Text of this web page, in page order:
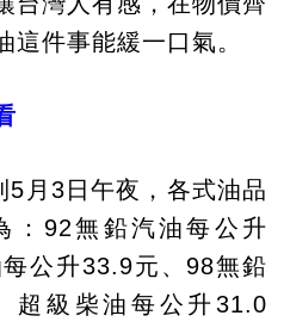
這件事能緩一口氣。
月3日午夜，各式油品
：92無鉛汽油每公升
公升33.9元、98無鉛
超級柴油每公升31.0